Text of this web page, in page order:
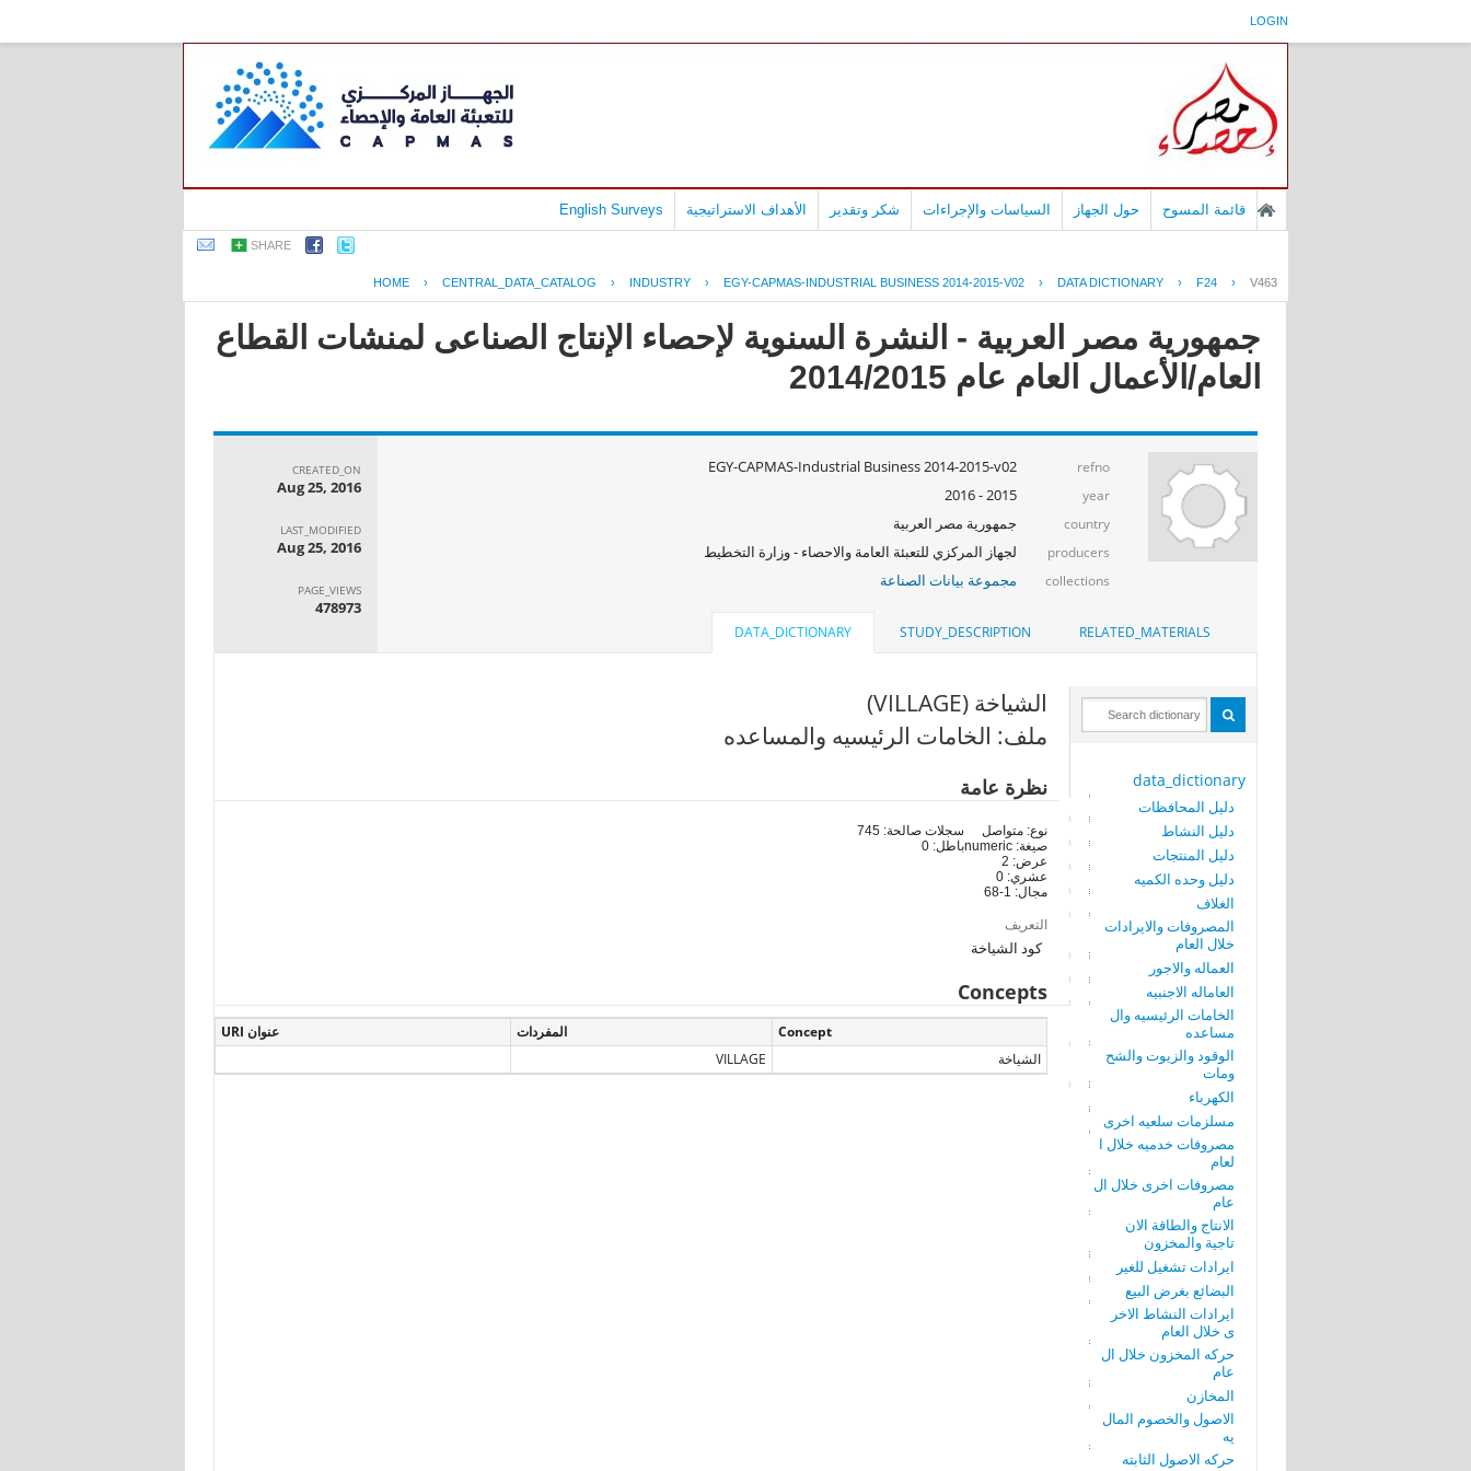
LOGIN
قائمة المسوح حول الجهاز السياسات والإجراءات شكر وتقدير الأهداف الاستراتيجية English Surveys
SHARE
HOME › CENTRAL_DATA_CATALOG › INDUSTRY › EGY-CAPMAS-INDUSTRIAL BUSINESS 2014-2015-V02 › DATA DICTIONARY › F24 › V463
جمهورية مصر العربية - النشرة السنوية لإحصاء الإنتاج الصناعى لمنشات القطاع
العام/الأعمال العام عام 2014/2015
refno
EGY-CAPMAS-Industrial Business 2014-2015-v02
year
2015 - 2016
country جمهورية مصر العربية
producers لجهاز المركزي للتعبئة العامة والاحصاء - وزارة التخطيط
collections مجموعة بيانات الصناعة
CREATED_ON
Aug 25, 2016
LAST_MODIFIED
Aug 25, 2016
PAGE_VIEWS
478973
RELATED_MATERIALS
STUDY_DESCRIPTION
DATA_DICTIONARY
data_dictionary
دليل المحافظات
دليل النشاط
دليل المنتجات
دليل وحده الكميه
الغلاف
المصروفات والايرادات
خلال العام
العماله والاجور
العاماله الاجنبيه
الخامات الرئيسيه وال
مساعده
الوقود والزيوت والشح
ومات
الكهرباء
مسلزمات سلعيه اخرى
مصروفات خدميه خلال ا
لعام
مصروفات اخرى خلال ال
عام
الانتاج والطاقة الان
تاجية والمخزون
ايرادات تشغيل للغير
البضائع بغرض البيع
ايرادات النشاط الاخر
ى خلال العام
حركه المخزون خلال ال
عام
المخازن
الاصول والخصوم المال
يه
حركه الاصول الثابته
الشياخة (VILLAGE)
ملف: الخامات الرئيسيه والمساعده
نظرة عامة
نوع: متواصل
صيغة: numeric
عرض: 2
عشري: 0
مجال: 1-68
سجلات صالحة: 745
باطل: 0
التعريف
كود الشياخة
Concepts
Concept المفردات
عنوان URI
الشياخة
VILLAGE